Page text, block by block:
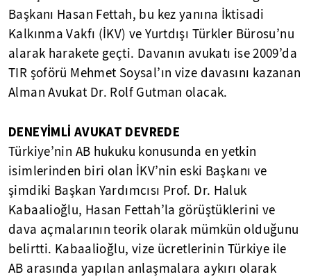
Başkanı Hasan Fettah, bu kez yanına İktisadi
Kalkınma Vakfı (İKV) ve Yurtdışı Türkler Bürosu’nu
alarak harakete geçti. Davanın avukatı ise 2009’da
TIR şoförü Mehmet Soysal’ın vize davasını kazanan
Alman Avukat Dr. Rolf Gutman olacak.
DENEYİMLİ AVUKAT DEVREDE
Türkiye’nin AB hukuku konusunda en yetkin
isimlerinden biri olan İKV’nin eski Başkanı ve
şimdiki Başkan Yardımcısı Prof. Dr. Haluk
Kabaalioğlu, Hasan Fettah’la görüştüklerini ve
dava açmalarının teorik olarak mümkün olduğunu
belirtti. Kabaalioğlu, vize ücretlerinin Türkiye ile
AB arasında yapılan anlaşmalara aykırı olarak